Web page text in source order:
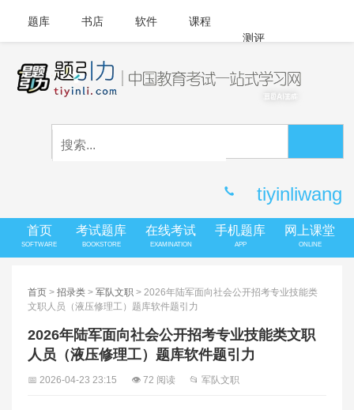
题库 书店 软件
课程
测评
APP下载
tiyinliwang
首页
SOFTWARE
考试题库
BOOKSTORE
在线考试
EXAMINATION
手机题库
APP
网上课堂
ONLINE
首页 > 招录类 > 军队文职 > 2026年陆军面向社会公开招考专业技能类
文职人员（液压修理工）题库软件题引力
2026年陆军面向社会公开招考专业技能类文职
人员（液压修理工）题库软件题引力
📅 2026-04-23 23:15 👁 72 阅读 📂 军队文职